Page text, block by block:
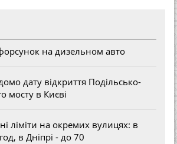
на дизельном авто
дату відкриття Подільсько-
мосту в Києві
ліміти на окремих вулицях: в
в Дніпрі - до 70